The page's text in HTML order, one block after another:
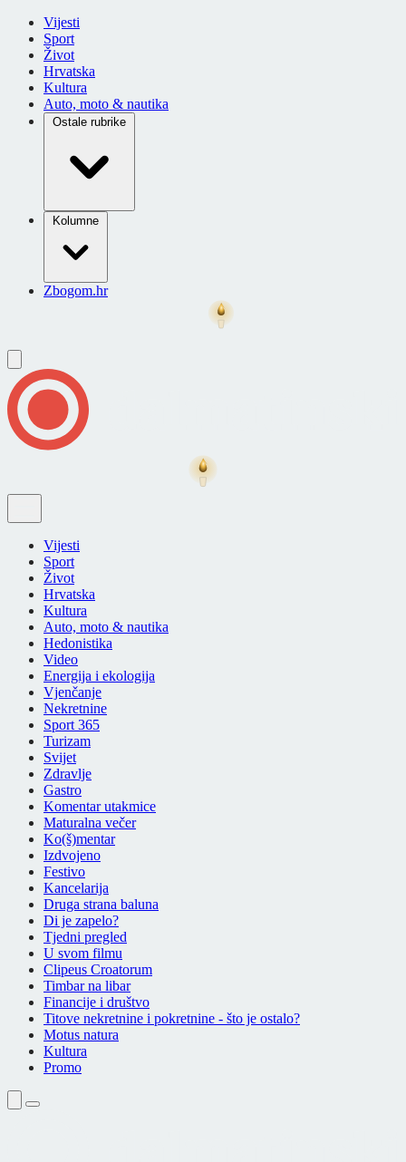
Vijesti
Sport
Život
Hrvatska
Kultura
Auto, moto & nautika
Ostale rubrike
Kolumne
Zbogom.hr
Vijesti
Sport
Život
Hrvatska
Kultura
Auto, moto & nautika
Hedonistika
Video
Energija i ekologija
Vjenčanje
Nekretnine
Sport 365
Turizam
Svijet
Zdravlje
Gastro
Komentar utakmice
Maturalna večer
Ko(š)mentar
Izdvojeno
Festivo
Kancelarija
Druga strana baluna
Di je zapelo?
Tjedni pregled
U svom filmu
Clipeus Croatorum
Timbar na libar
Financije i društvo
Titove nekretnine i pokretnine - što je ostalo?
Motus natura
Kultura
Promo